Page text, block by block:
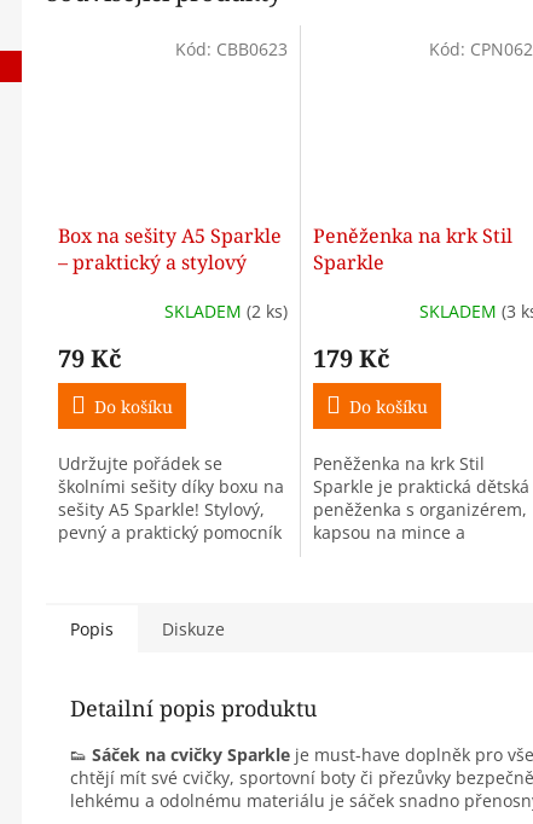
Box na sešity A5 Sparkle
– praktický a stylový
SKLADEM (2 ks)
79 Kč
Do košíku
Udržujte pořádek se
školními sešity díky boxu na
sešity A5 Sparkle! Stylový,
pevný a praktický pomocník
Kód: CBB0623
Peněženka na krk Stil
Sparkle
SKLADEM (3
179 Kč
Do košíku
Peněženka na krk Stil
Sparkle je praktická dětská
peněženka s organizérem,
kapsou na mince a
Kód:
Popis Diskuze
Detailní popis produktu
👟 Sáček na cvičky Sparkle je must-have doplněk pro
chtějí mít své cvičky, sportovní boty či přezůvky
lehkému a odolnému materiálu je sáček snadno